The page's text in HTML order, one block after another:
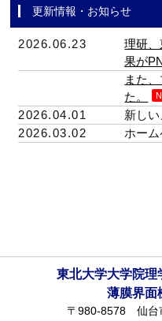
更新情報・お知らせ
2026.06.23
理研
果が
また
た。
2026.04.01
新しい
2026.03.02
ホーム
東北大学大学院
薄膜界面
〒980-8578 仙台